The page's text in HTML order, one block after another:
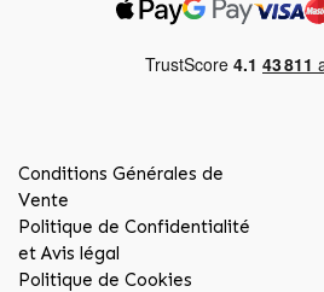
Conditions Générales de
Vente
Politique de Confidentialité
et Avis légal
Politique de Cookies